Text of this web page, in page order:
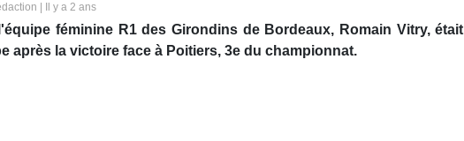
| Il y a 2 ans
féminine R1 des Girondins de Bordeaux, Romain Vitry, était
après la victoire face à Poitiers, 3e du championnat.